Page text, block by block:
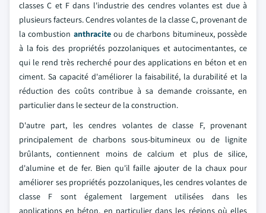
classes C et F dans l'industrie des cendres volantes est due à
plusieurs facteurs. Cendres volantes de la classe C, provenant de
la combustion anthracite ou de charbons bitumineux, possède
à la fois des propriétés pozzolaniques et autocimentantes, ce
qui le rend très recherché pour des applications en béton et en
ciment. Sa capacité d'améliorer la faisabilité, la durabilité et la
réduction des coûts contribue à sa demande croissante, en
particulier dans le secteur de la construction.
D'autre part, les cendres volantes de classe F, provenant
principalement de charbons sous-bitumineux ou de lignite
brûlants, contiennent moins de calcium et plus de silice,
d'alumine et de fer. Bien qu'il faille ajouter de la chaux pour
améliorer ses propriétés pozzolaniques, les cendres volantes de
classe F sont également largement utilisées dans les
applications en béton, en particulier dans les régions où elles